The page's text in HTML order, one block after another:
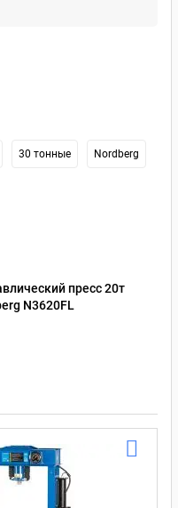
30 тонные Nordberg
пресс 20т
N3620FL